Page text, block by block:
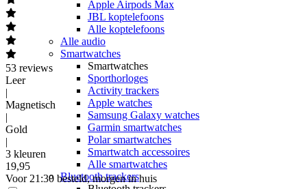
Apple Airpods Max
JBL koptelefoons
Alle koptelefoons
Alle audio
Smartwatches
Smartwatches
Sporthorloges
Activity trackers
Apple watches
Samsung Galaxy watches
Garmin smartwatches
Polar smartwatches
Smartwatch accessoires
Alle smartwatches
Bluetooth trackers
53 reviews
Leer
|
Magnetisch
|
Gold
|
3 kleuren
19,95
Voor 21:30 besteld, morgen in huis